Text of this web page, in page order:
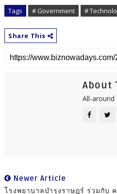
Tags # Government #
Share This
About
All-around
Newer Article
โรงพยาบาลบำรุงราษฎร์ ร่วมกับ